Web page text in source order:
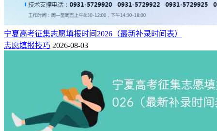
宁夏高考征集志愿填报时间2026（最新补录时间表）
志愿填报技巧 2026-08-03